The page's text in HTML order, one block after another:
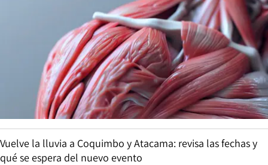
Vuelve la lluvia a Coquimbo y Atacama: revisa las fechas y
qué se espera del nuevo evento